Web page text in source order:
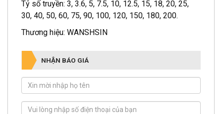
Tỷ số truyền: 3, 3.6, 5, 7.5, 10, 12.5, 15, 18, 20, 25,
30, 40, 50, 60, 75, 90, 100, 120, 150, 180, 200.
Thương hiệu: WANSHSIN
NHẬN BÁO GIÁ